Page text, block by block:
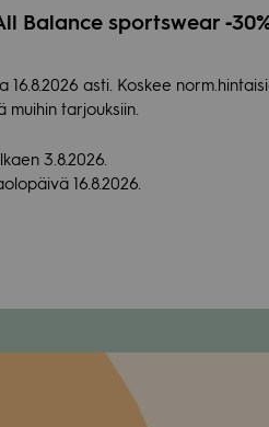
Balance sportswear
16.8.2026 asti. Kos­kee
mui­hin tar­jouk­siin.
3.8.2026.
16.8.2026.